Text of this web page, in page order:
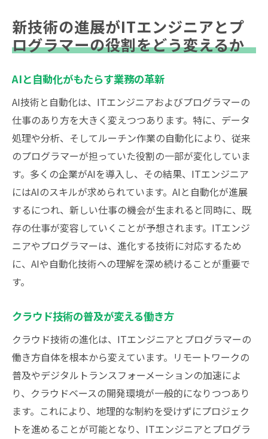
新技術の進展がITエンジニアとプ
ログラマーの役割をどう変えるか
AIと自動化がもたらす業務の革新
AI技術と自動化は、ITエンジニアおよびプログラマーの
仕事のあり方を大きく変えつつあります。特に、データ
処理や分析、そしてルーチン作業の自動化により、従来
のプログラマーが担っていた役割の一部が変化していま
す。多くの企業がAIを導入し、その結果、ITエンジニア
にはAIのスキルが求められています。AIと自動化が進展
するにつれ、新しい仕事の機会が生まれると同時に、既
存の仕事が変容していくことが予想されます。ITエンジ
ニアやプログラマーは、進化する技術に対応するため
に、AIや自動化技術への理解を深め続けることが重要で
す。
クラウド技術の普及が変える働き方
クラウド技術の進化は、ITエンジニアとプログラマーの
働き方自体を根本から変えています。リモートワークの
普及やデジタルトランスフォーメーションの加速によ
り、クラウドベースの開発環境が一般的になりつつあり
ます。これにより、地理的な制約を受けずにプロジェク
トを進めることが可能となり、ITエンジニアとプログラ